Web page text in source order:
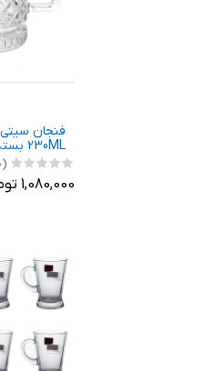
فنجان
230ML بسته 6 عددی
(0)
1,080,000 تومان